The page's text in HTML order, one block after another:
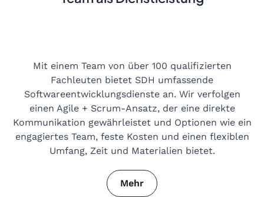
Mit einem Team von über 100 qualifizierten
Fachleuten bietet SDH umfassende
Softwareentwicklungsdienste an. Wir verfolgen
einen Agile + Scrum-Ansatz, der eine direkte
Kommunikation gewährleistet und Optionen wie ein
engagiertes Team, feste Kosten und einen flexiblen
Umfang, Zeit und Materialien bietet.
Mehr